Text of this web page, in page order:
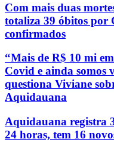
Com mais duas
totaliza 39 óbitos por
confirmados
“Mais de R$ 10 mi
Covid e ainda somos
questiona Viviane
Aquidauana
Aquidauana registra
24 horas, tem 16